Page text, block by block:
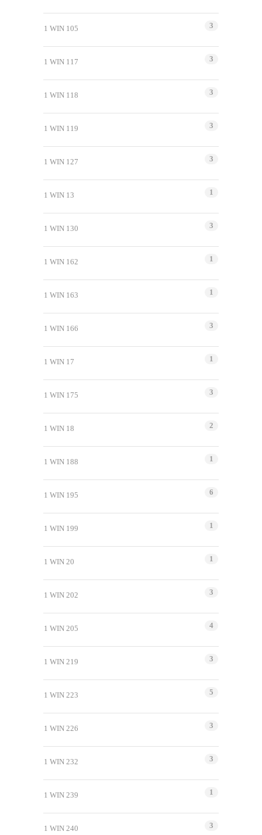
1 WIN 105 3
1 WIN 117 3
1 WIN 118 3
1 WIN 119 3
1 WIN 127 3
1 WIN 13 1
1 WIN 130 3
1 WIN 162 1
1 WIN 163 1
1 WIN 166 3
1 WIN 17 1
1 WIN 175 3
1 WIN 18 2
1 WIN 188 1
1 WIN 195 6
1 WIN 199 1
1 WIN 20 1
1 WIN 202 3
1 WIN 205 4
1 WIN 219 3
1 WIN 223 5
1 WIN 226 3
1 WIN 232 3
1 WIN 239 1
1 WIN 240 3